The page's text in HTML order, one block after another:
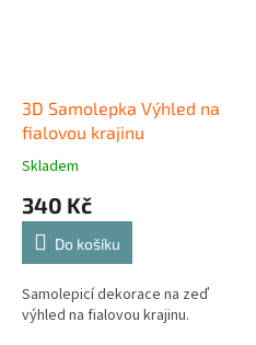
3D Samolepka Výhled na
fialovou krajinu
Skladem
340 Kč
Do košíku
Samolepicí dekorace na zeď
výhled na fialovou krajinu.